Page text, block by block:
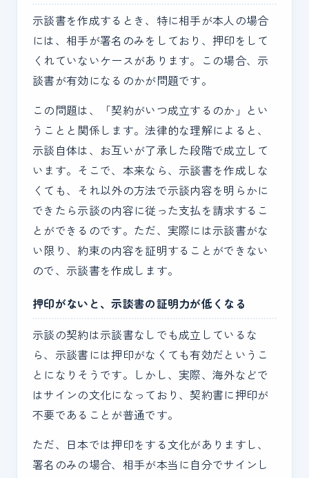
示談書を作成するとき、特に相手が本人の場合
には、相手が署名のみをしており、押印をして
くれていないケースがあります。この場合、示
談書が有効になるのかが問題です。
この問題は、「契約がいつ成立するのか」とい
うことと関係します。法律的な理解によると、
示談自体は、お互いが了承した段階で成立して
います。そこで、本来なら、示談書を作成しな
くても、それ以外の方法で示談内容を明らかに
できたら示談の内容に従った支払を請求するこ
とができるのです。ただ、実際には示談書がな
い限り、約束の内容を証明することができない
ので、示談書を作成します。
押印がないと、示談書の証明力が低くなる
示談の契約は示談書なしでも成立しているな
ら、示談書には押印がなくても有効だというこ
とになりそうです。しかし、実際、海外などで
はサインの文化になっており、契約書に押印が
不要であることが普通です。
ただ、日本では押印をする文化がありますし、
署名のみの場合、相手が本当に自分でサインし